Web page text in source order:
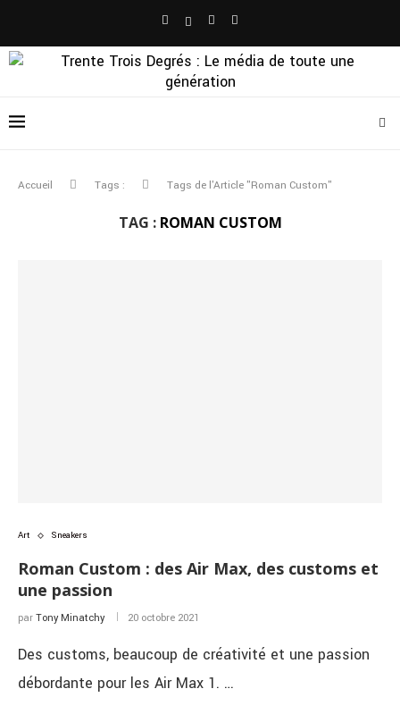
Accueil Tags : Tags de l'Article "Roman Custom"
TAG : ROMAN CUSTOM
Art Sneakers
Roman Custom : des Air Max, des customs et
une passion
par Tony Minatchy 20 octobre 2021
Des customs, beaucoup de créativité et une passion
débordante pour les Air Max 1. …